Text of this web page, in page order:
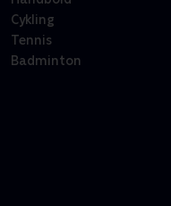
Cykling
Tennis
Badminton